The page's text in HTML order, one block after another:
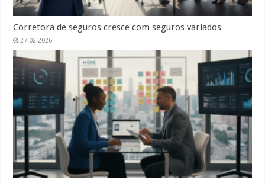
Corretora de seguros cresce com seguros variados
27.02.2026